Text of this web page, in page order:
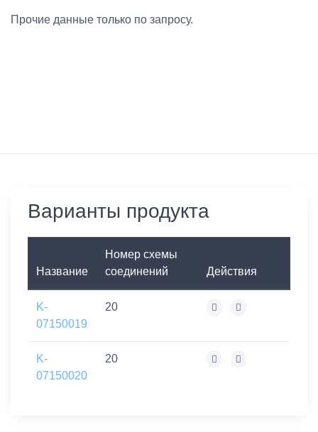
Прочие данные только по запросу.
Варианты продукта
Название
Номер схемы
соединений
Действия
K-
07150019
20
K-
07150020
20